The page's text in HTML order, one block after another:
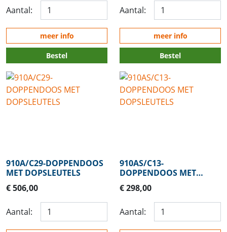
Aantal:
meer info
Bestel
Aantal:
meer info
Bestel
910A/C29-DOPPENDOOS
MET DOPSLEUTELS
€ 506,00
Aantal:
910AS/C13-
DOPPENDOOS MET
DOPSLEUTELS
€ 298,00
Aantal: